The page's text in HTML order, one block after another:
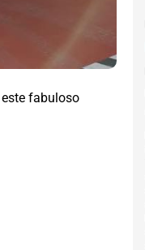
fabuloso